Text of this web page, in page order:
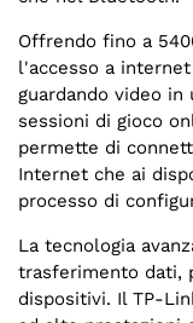
Offrendo fino a
l'accesso a
guardando video
sessioni di gioco
permette di
Internet che ai
processo di
La tecnologia
trasferimento dati,
dispositivi. Il TP-